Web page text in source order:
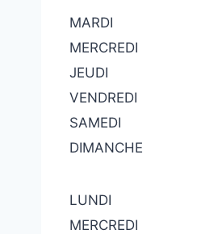
MARDI
MERCREDI
JEUDI
VENDREDI
SAMEDI
DIMANCHE
LUNDI
MERCREDI